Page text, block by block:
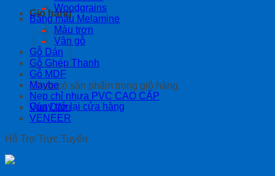
Giỏ hàng
Chưa có sản phẩm trong giỏ hàng.
Quay trở lại cửa hàng
Woodgrains
Bảng màu Melamine
Màu trơn
Vân gỗ
Gỗ Dán
Gỗ Ghép Thanh
Gỗ MDF
Maybe
Nẹp chỉ nhựa PVC CAO CẤP
Ván Dăm
VENEER
Hỗ Trợ Trực Tuyến